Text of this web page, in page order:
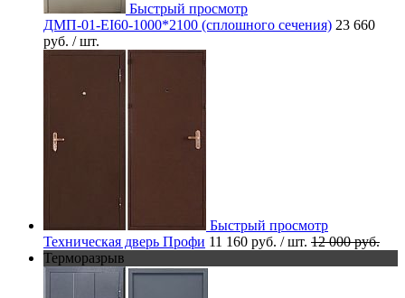
Быстрый просмотр
ДМП-01-EI60-1000*2100 (сплошного сечения) 23 660
руб. / шт.
Быстрый просмотр
Техническая дверь Профи 11 160 руб. / шт. 12 000 руб.
Терморазрыв